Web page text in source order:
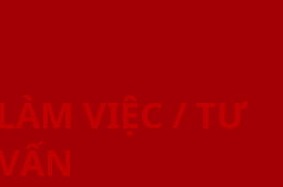
VIỆC / TƯ